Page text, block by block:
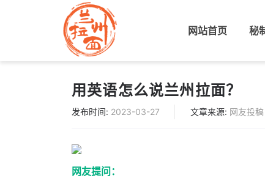
网站首页 秘
用英语怎么说兰州拉面？
发布时间: 2023-03-27 文章来源: 网友投稿
网友提问：